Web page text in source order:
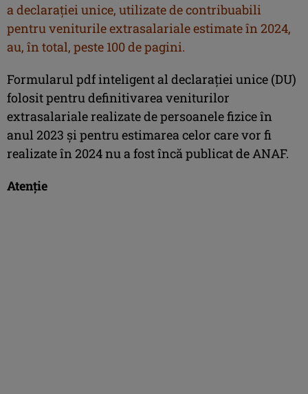
a declaraţiei unice, utilizate de contribuabili
pentru veniturile extrasalariale estimate în 2024,
au, în total, peste 100 de pagini.
Formularul pdf inteligent al declaraţiei unice (DU)
folosit pentru definitivarea veniturilor
extrasalariale realizate de persoanele fizice în
anul 2023 şi pentru estimarea celor care vor fi
realizate în 2024 nu a fost încă publicat de ANAF.
Atenţie